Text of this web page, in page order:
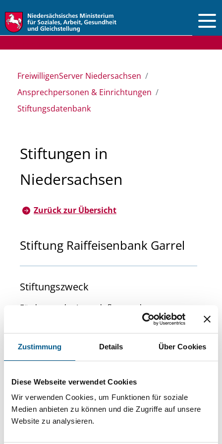
Zustimmung Details Über Cookies
Diese Webseite verwendet Cookies
Wir verwenden Cookies, um Funktionen für soziale
Medien anbieten zu können und die Zugriffe auf unsere
Website zu analysieren.
FreiwilligenServer Niedersachsen
Ansprechpersonen & Einrichtungen
Stiftungsdatenbank
Stiftungen in
Niedersachsen
Zurück zur Übersicht
Stiftung Raiffeisenbank Garrel
Stiftungszweck
Förderung der Jugendpflege und
Jugendfürsorge, des Sports, der Kunst und
Wohlfahrtswesens sowie Unterstützung
bedürftiger Personen.